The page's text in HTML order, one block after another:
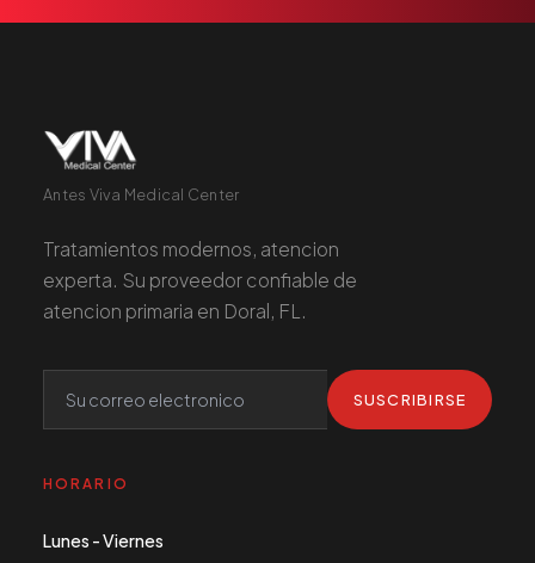
Antes Viva Medical Center
Tratamientos modernos, atencion
experta. Su proveedor confiable de
atencion primaria en Doral, FL.
SUSCRIBIRSE
HORARIO
Lunes - Viernes